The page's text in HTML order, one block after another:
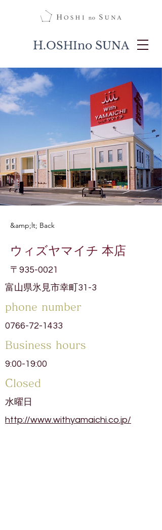
H.OSHIno SUNA
&amp;lt; Back
ウィズヤマイチ 本店
〒935-0021
富山県氷見市幸町31-3
phone number
0766-72-1433
​Business hours
9:00-19:00
​Closed
水曜日
http://www.withyamaichi.co.jp/